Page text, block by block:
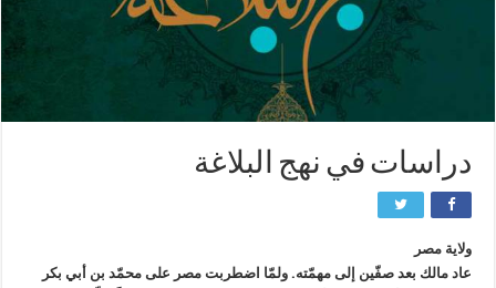
دراسات في نهج البلاغة
ولاية مصر
عاد مالك بعد صفّين إلى مهمّته. ولمّا اضطربت مصر على محمّد بن أبي بكر